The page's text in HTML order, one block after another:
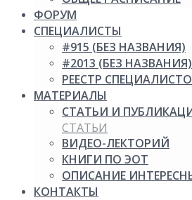
ФОРУМ
СПЕЦИАЛИСТЫ
#915 (БЕЗ НАЗВАНИЯ)
#2013 (БЕЗ НАЗВАНИЯ)
РЕЕСТР
МАТЕРИАЛЫ
СТАТЬИ И
СТАТЬИ
ВИДЕО-ЛЕКТОРИЙ
КНИГИ ПО ЭОТ
ОПИСАНИЕ
КОНТАКТЫ